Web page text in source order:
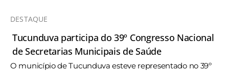
DESTAQUE
Tucunduva participa do 39º Congresso Nacional
de Secretarias Municipais de Saúde
O município de Tucunduva esteve representado no 39º